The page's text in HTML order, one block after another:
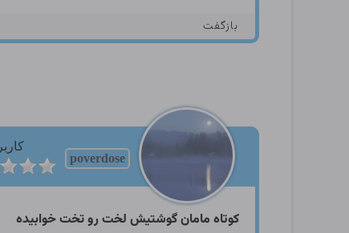
بازگفت
poverdose
کاربر
کوتاه مامان گوشتیش لخت رو تخت خوابیده